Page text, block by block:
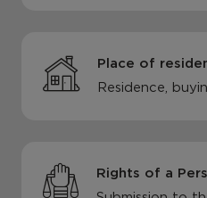
Place of
Residence,
Rights of a